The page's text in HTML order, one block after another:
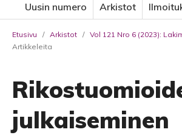
Uusin numero Arkistot
Etusivu / Arkistot / Vol 121 Nro 6 (2023):
Artikkeleita
julkaiseminen